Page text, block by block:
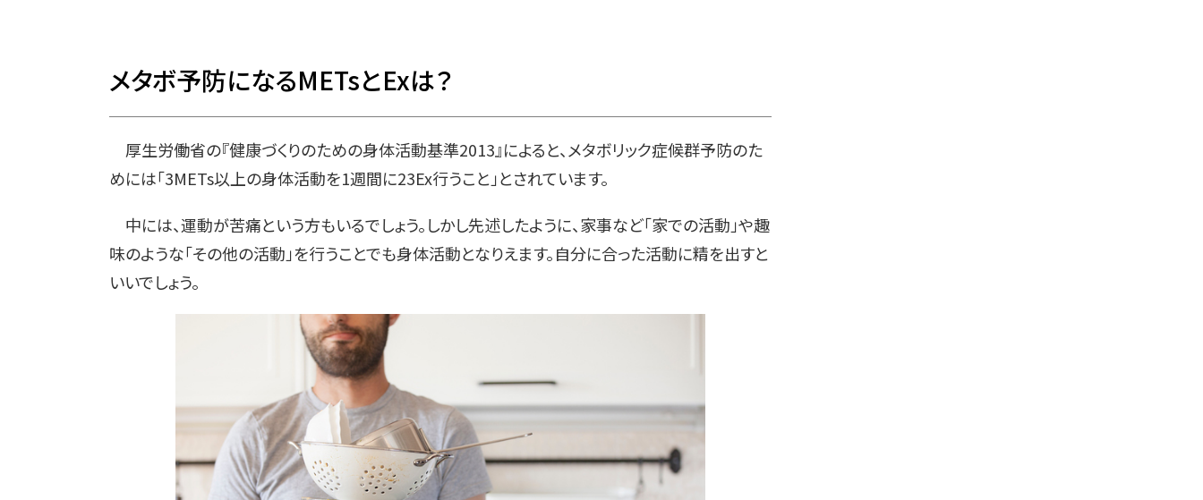
メタボ予防になるMETsとExは？
厚生労働省の『健康づくりのための身体活動基準2013』によると、メタボリック症候群予防のた
めには「3METs以上の身体活動を1週間に23Ex行うこと」とされています。
中には、運動が苦痛という方もいるでしょう。しかし先述したように、家事など「家での活動」や趣
味のような「その他の活動」を行うことでも身体活動となりえます。自分に合った活動に精を出すと
いいでしょう。